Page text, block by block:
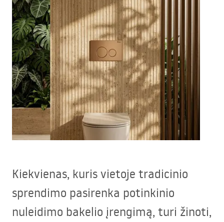
Kiekvienas, kuris vietoje tradicinio
sprendimo pasirenka potinkinio
nuleidimo bakelio įrengimą, turi žinoti,